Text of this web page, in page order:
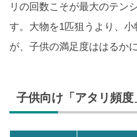
リの回数こそが最大のテン
す。大物を1匹狙うより、小
が、子供の満足度ははるか
子供向け「アタリ頻